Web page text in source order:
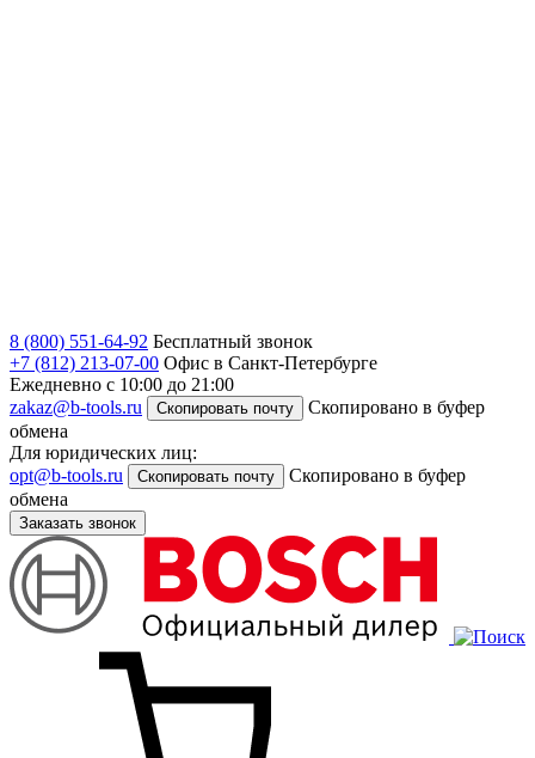
8 (800) 551-64-92 Бесплатный звонок
+7 (812) 213-07-00 Офис в Санкт-Петербурге
Ежедневно с 10:00 до 21:00
zakaz@b-tools.ru
Скопировать почту
Скопировано в буфер
обмена
Для юридических лиц:
opt@b-tools.ru
Скопировать почту
Скопировано в буфер
обмена
Заказать звонок